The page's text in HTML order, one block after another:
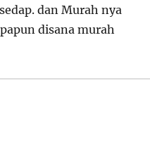
dan Murah nya
disana murah